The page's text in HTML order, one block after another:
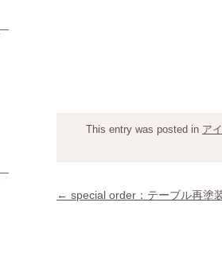
This entry was posted in ア
← special order：テーブル再塗